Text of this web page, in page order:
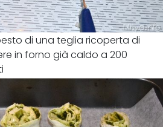
di una teglia ricoperta di
in forno già caldo a 200